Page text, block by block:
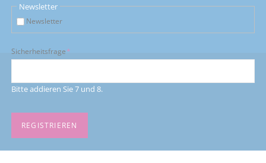
Newsletter
Newsletter
Pflichtfeld
Sicherheitsfrage*
Bitte addieren Sie 7 und 8.
REGISTRIEREN